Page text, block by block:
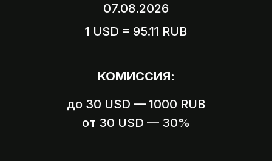
КОМИССИЯ:
07.08.2026
1 USD = 95.11 RUB
до 30 USD — 1000 RUB
от 30 USD — 30%
от вашего аккаунта
Вариант 2
Пришлите ссылку на оплату,